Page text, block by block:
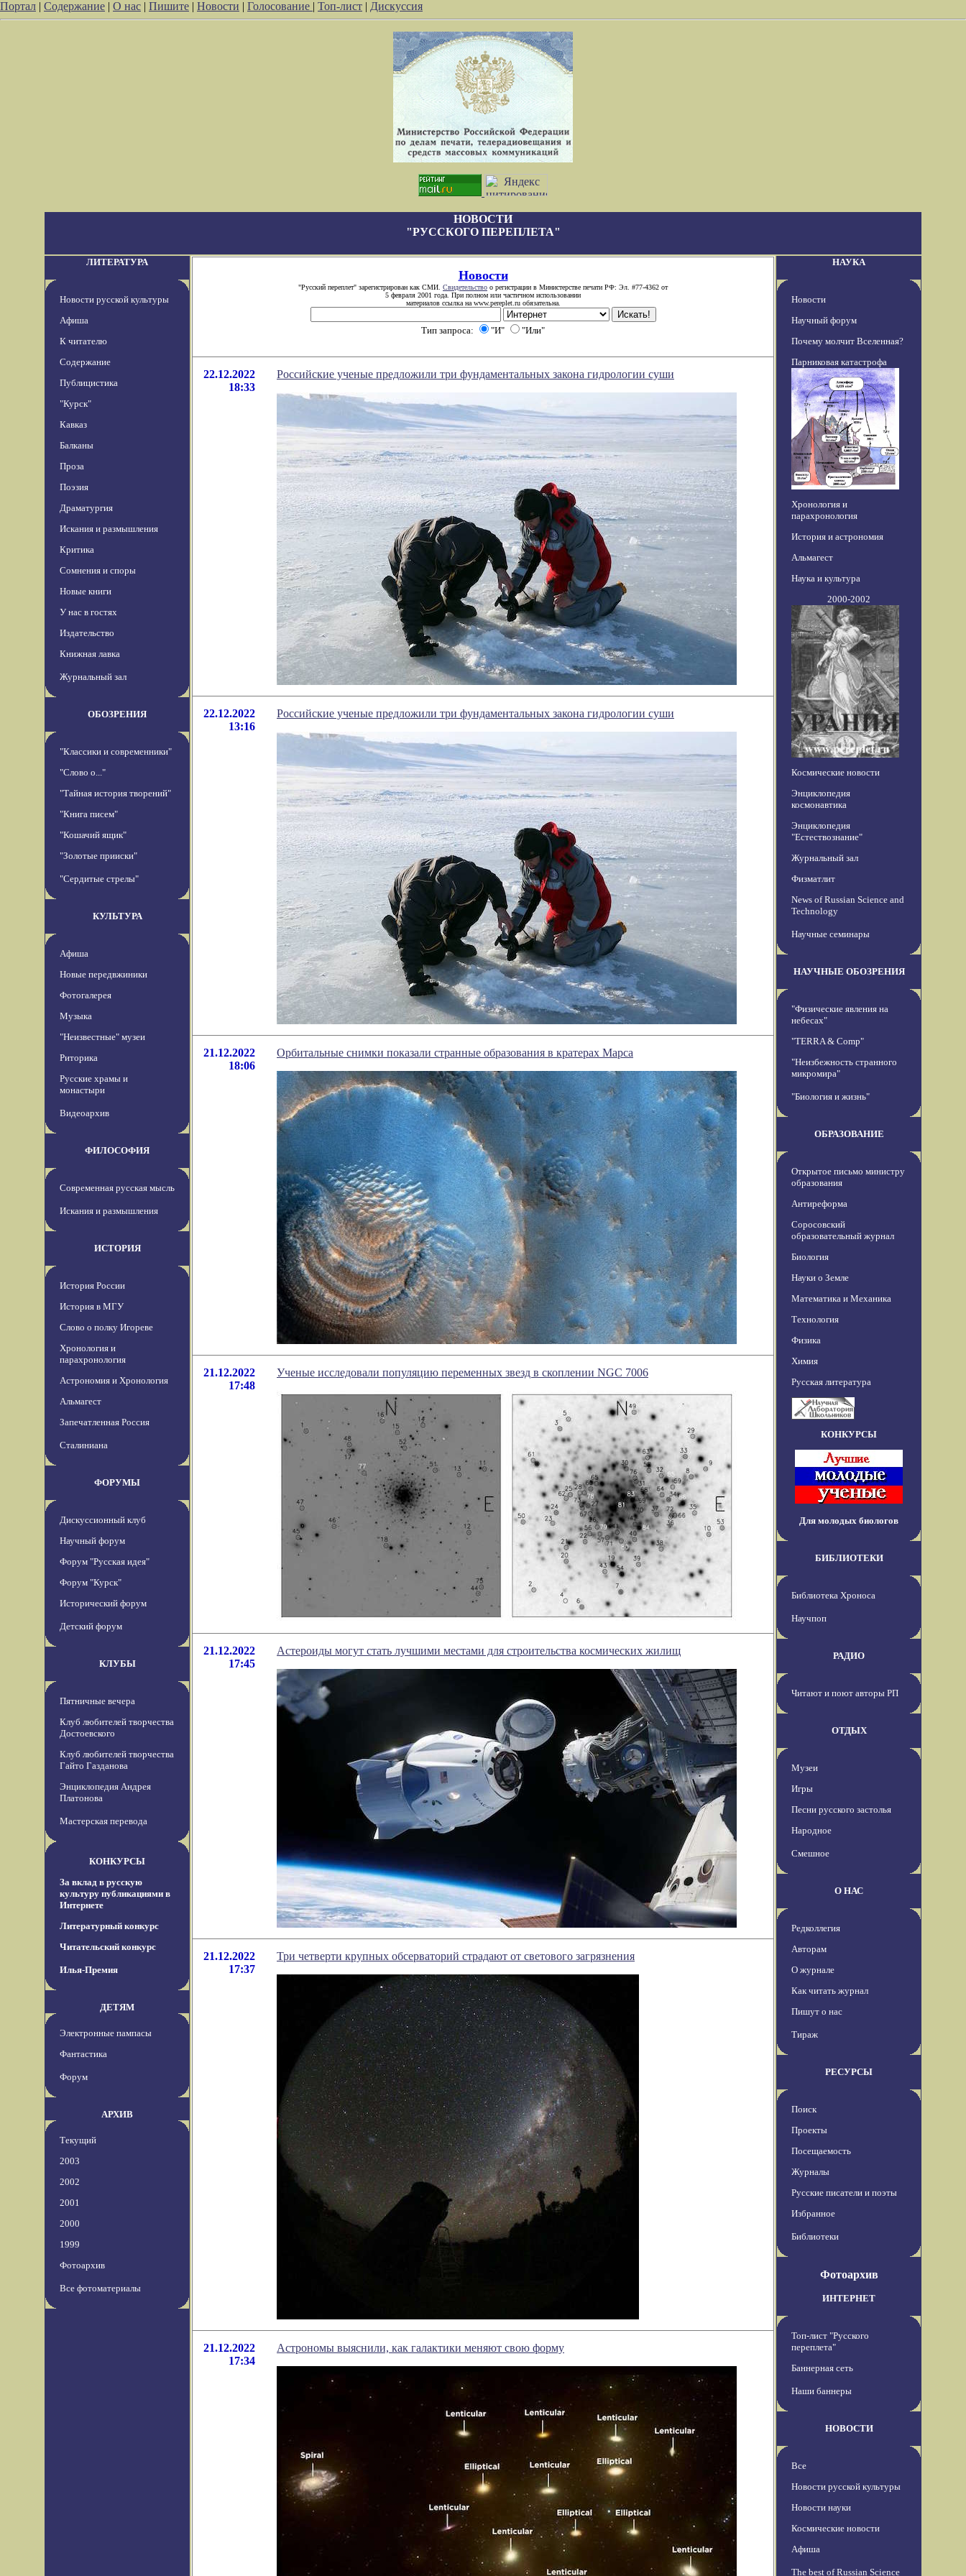
Портал | Содержание | О нас | Пишите | Новости | Голосование | Топ-лист | Дискуссия
НОВОСТИ
"РУССКОГО ПЕРЕПЛЕТА"
ЛИТЕРАТУРА
Новости русской культуры
Афиша
К читателю
Содержание
Публицистика
"Курск"
Кавказ
Балканы
Проза
Поэзия
Драматургия
Искания и размышления
Критика
Сомнения и споры
Новые книги
У нас в гостях
Издательство
Книжная лавка
Журнальный зал
ОБОЗРЕНИЯ
"Классики и современники"
"Слово о..."
"Тайная история творений"
"Книга писем"
"Кошачий ящик"
"Золотые прииски"
"Сердитые стрелы"
КУЛЬТУРА
Афиша
Новые передвжиники
Фотогалерея
Музыка
"Неизвестные" музеи
Риторика
Русские храмы и
монастыри
Видеоархив
ФИЛОСОФИЯ
Современная русская мысль
Искания и размышления
ИСТОРИЯ
История России
История в МГУ
Слово о полку Игореве
Хронология и
парахронология
Астрономия и Хронология
Альмагест
Запечатленная Россия
Сталиниана
ФОРУМЫ
Дискуссионный клуб
Научный форум
Форум "Русская идея"
Форум "Курск"
Исторический форум
Детский форум
КЛУБЫ
Пятничные вечера
Клуб любителей творчества
Достоевского
Клуб любителей творчества
Гайто Газданова
Энциклопедия Андрея
Платонова
Мастерская перевода
КОНКУРСЫ
За вклад в русскую
культуру публикациями в
Интернете
Литературный конкурс
Читательский конкурс
Илья-Премия
ДЕТЯМ
Электронные пампасы
Фантастика
Форум
АРХИВ
Текущий
2003
2002
2001
2000
1999
Фотоархив
Все фотоматериалы
Новости
"Русский переплет" зарегистрирован как СМИ. Свидетельство о регистрации в Министерстве печати РФ: Эл. #77-4362 от
5 февраля 2001 года. При полном или частичном использовании
материалов ссылка на www.pereplet.ru обязательна.
Тип запроса: "И" "Или"
22.12.2022
18:33
Российские ученые предложили три фундаментальных закона гидрологии суши
22.12.2022
13:16
Российские ученые предложили три фундаментальных закона гидрологии суши
21.12.2022
18:06
Орбитальные снимки показали странные образования в кратерах Марса
21.12.2022
17:48
Ученые исследовали популяцию переменных звезд в скоплении NGC 7006
21.12.2022
17:45
Астероиды могут стать лучшими местами для строительства космических жилищ
21.12.2022
17:37
Три четверти крупных обсерваторий страдают от светового загрязнения
21.12.2022
17:34
Астрономы выяснили, как галактики меняют свою форму
НАУКА
Новости
Научный форум
Почему молчит Вселенная?
Парниковая катастрофа
Хронология и
парахронология
История и астрономия
Альмагест
Наука и культура
2000-2002
Космические новости
Энциклопедия
космонавтика
Энциклопедия
"Естествознание"
Журнальный зал
Физматлит
News of Russian Science and
Technology
Научные семинары
НАУЧНЫЕ ОБОЗРЕНИЯ
"Физические явления на
небесах"
"TERRA & Comp"
"Неизбежность странного
микромира"
"Биология и жизнь"
ОБРАЗОВАНИЕ
Открытое письмо министру
образования
Антиреформа
Соросовский
образовательный журнал
Биология
Науки о Земле
Математика и Механика
Технология
Физика
Химия
Русская литература
КОНКУРСЫ
Для молодых биологов
БИБЛИОТЕКИ
Библиотека Хроноса
Научпоп
РАДИО
Читают и поют авторы РП
ОТДЫХ
Музеи
Игры
Песни русского застолья
Народное
Смешное
О НАС
Редколлегия
Авторам
О журнале
Как читать журнал
Пишут о нас
Тираж
РЕСУРСЫ
Поиск
Проекты
Посещаемость
Журналы
Русские писатели и поэты
Избранное
Библиотеки
Фотоархив
ИНТЕРНЕТ
Топ-лист "Русского
переплета"
Баннерная сеть
Наши баннеры
НОВОСТИ
Все
Новости русской культуры
Новости науки
Космические новости
Афиша
The best of Russian Science